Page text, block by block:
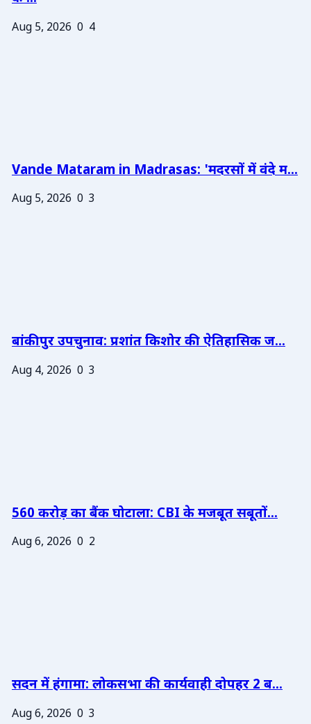
Aug 5, 2026 0 4
Vande Mataram in Madrasas: 'मदरसों में वंदे म...
Aug 5, 2026 0 3
बांकीपुर उपचुनाव: प्रशांत किशोर की ऐतिहासिक ज...
Aug 4, 2026 0 3
560 करोड़ का बैंक घोटाला: CBI के मजबूत सबूतों...
Aug 6, 2026 0 2
सदन में हंगामा: लोकसभा की कार्यवाही दोपहर 2 ब...
Aug 6, 2026 0 3